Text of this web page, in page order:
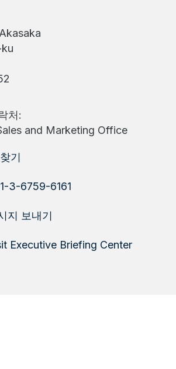
처:
and Marketing Office
기
3-6759-6161
지 보내기
Executive Briefing Center